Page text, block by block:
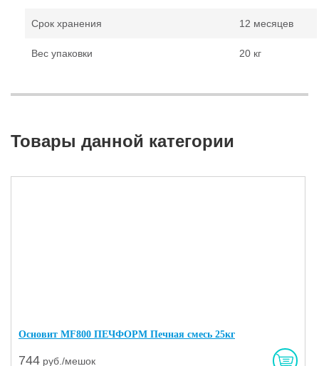
Срок хранения 12 месяцев
Вес упаковки 20 кг
Товары данной категории
Основит MF800 ПЕЧФОРМ Печная смесь 25кг
744 руб./мешок